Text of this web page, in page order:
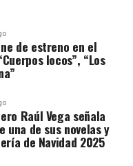
de estreno en el
locos”, “Los
Raúl Vega señala
de sus novelas y
de Navidad 2025